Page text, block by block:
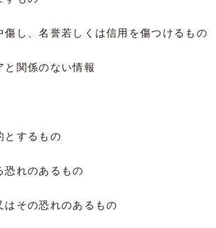
し、名誉若しくは信用を傷つけるもの
と関係のない情報
とするもの
恐れのあるもの
はその恐れのあるもの